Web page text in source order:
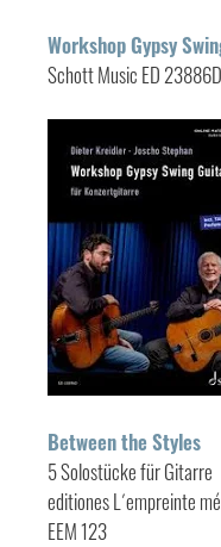
Workshop Gypsy
Schott Music ED 23886D
Between the Styles
5 Solostücke für Gitarre
editiones L´empreinte
EEM 123